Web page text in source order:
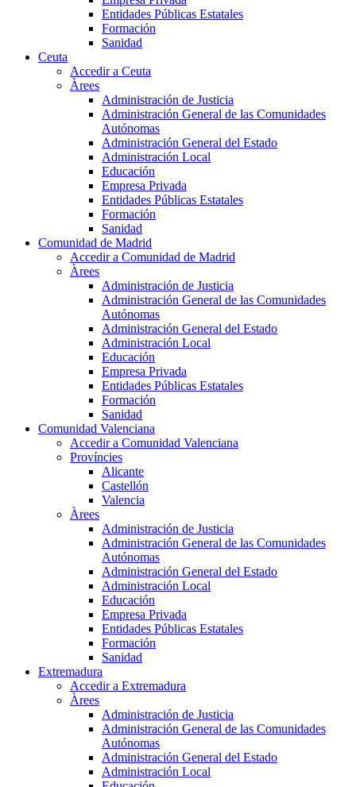
Entidades Públicas Estatales
Formación
Sanidad
Ceuta
Accedir a Ceuta
Àrees
Administración de Justicia
Administración General de las Comunidades
Autónomas
Administración General del Estado
Administración Local
Educación
Empresa Privada
Entidades Públicas Estatales
Formación
Sanidad
Comunidad de Madrid
Accedir a Comunidad de Madrid
Àrees
Administración de Justicia
Administración General de las Comunidades
Autónomas
Administración General del Estado
Administración Local
Educación
Empresa Privada
Entidades Públicas Estatales
Formación
Sanidad
Comunidad Valenciana
Accedir a Comunidad Valenciana
Províncies
Alicante
Castellón
Valencia
Àrees
Administración de Justicia
Administración General de las Comunidades
Autónomas
Administración General del Estado
Administración Local
Educación
Empresa Privada
Entidades Públicas Estatales
Formación
Sanidad
Extremadura
Accedir a Extremadura
Àrees
Administración de Justicia
Administración General de las Comunidades
Autónomas
Administración General del Estado
Administración Local